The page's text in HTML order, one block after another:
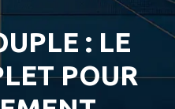
: LE
POUR